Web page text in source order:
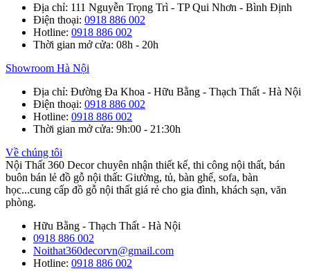
Địa chỉ: 111 Nguyễn Trọng Trì - TP Qui Nhơn - Bình Định
Điện thoại: 0918 886 002
Hotline: 0918 886 002
Thời gian mở cửa: 08h - 20h
Showroom Hà Nội
Địa chỉ: Đường Đa Khoa - Hữu Bằng - Thạch Thất - Hà Nội
Điện thoại: 0918 886 002
Hotline: 0918 886 002
Thời gian mở cửa: 9h:00 - 21:30h
Về chúng tôi
Nội Thất 360 Decor chuyên nhận thiết kế, thi công nội thất, bán
buôn bán lẻ đồ gỗ nội thất: Giường, tủ, bàn ghế, sofa, bàn
học...cung cấp đồ gỗ nội thất giá rẻ cho gia đình, khách sạn, văn
phòng.
Hữu Bằng - Thạch Thất - Hà Nội
0918 886 002
Noithat360decorvn@gmail.com
Hotline: 0918 886 002